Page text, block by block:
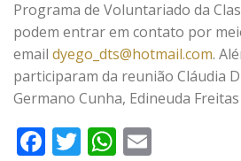
Programa de Voluntariado da
podem entrar em contato por
email dyego_dts@hotmail.com.
participaram da reunião Cláudia
Germano Cunha, Edineuda
Facebook
TwitterWhatsApp